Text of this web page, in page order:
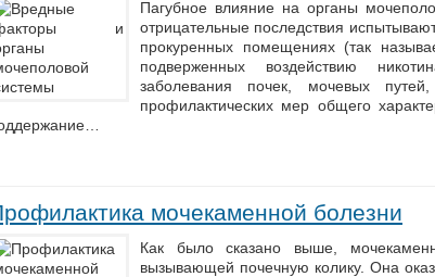
Пагубное влияние на органы
отрицательные последствия
прокуренных помещениях (так
подверженных воздействию
заболевания почек, мочевых
профилактических мер общего
мочекаменной болезни
Как было сказано выше,
вызывающей почечную колику. Она